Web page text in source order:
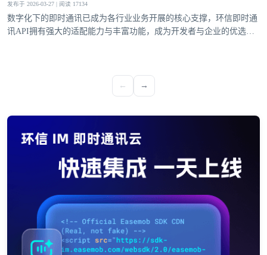
发布于 2026-03-27 | 阅读 17134
数字化下的即时通讯已成为各行业业务开展的核心支撑，环信即时通
讯API拥有强大的适配能力与丰富功能，成为开发者与企业的优选方
←
→